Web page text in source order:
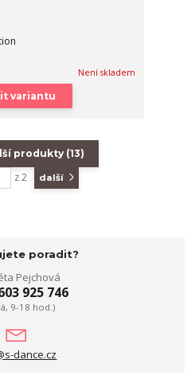
Není skladem
variantu
produkty (13)
z 2 další
poradit?
Pejchová
925 746
9-18 hod.)
dance.cz